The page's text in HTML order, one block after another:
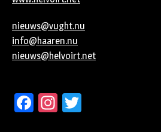
nieuws@vught.nu
info@haaren.nu
nieuws@helvoirt.net
Facebook
Instagram